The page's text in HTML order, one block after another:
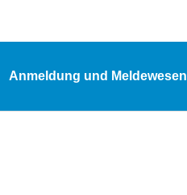
Anmeldung und Meldewesen